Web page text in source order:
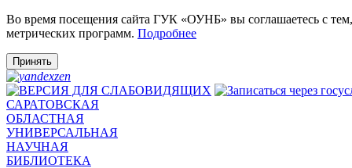
Во время посещения сайта ГУК «ОУНБ» вы соглашаетесь с
метрических программ. Подробнее
Принять
САРАТОВСКАЯ
ОБЛАСТНАЯ
УНИВЕРСАЛЬНАЯ
НАУЧНАЯ
БИБЛИОТЕКА